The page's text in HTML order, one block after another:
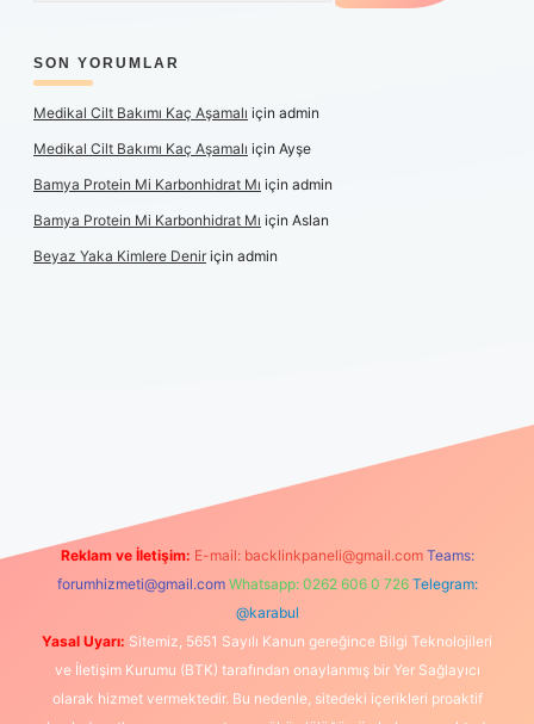
SON YORUMLAR
Medikal Cilt Bakımı Kaç Aşamalı için admin
Medikal Cilt Bakımı Kaç Aşamalı için Ayşe
Bamya Protein Mi Karbonhidrat Mı için admin
Bamya Protein Mi Karbonhidrat Mı için Aslan
Beyaz Yaka Kimlere Deniriçin admin
Reklam ve İletişim: E-mail: backlinkpaneli@gmail.com Teams:
forumhizmeti@gmail.com Whatsapp: 0262 606 0 726 Telegram:
@karabul
Yasal Uyarı: Sitemiz, 5651 Sayılı Kanun gereğince Bilgi Teknolojileri
ve İletişim Kurumu (BTK) tarafından onaylanmış bir Yer Sağlayıcı
olarak hizmet vermektedir. Bu nedenle, sitedeki içerikleri proaktif